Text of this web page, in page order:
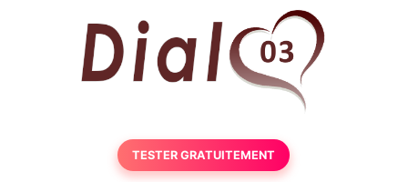
TESTER GRATUITEMENT